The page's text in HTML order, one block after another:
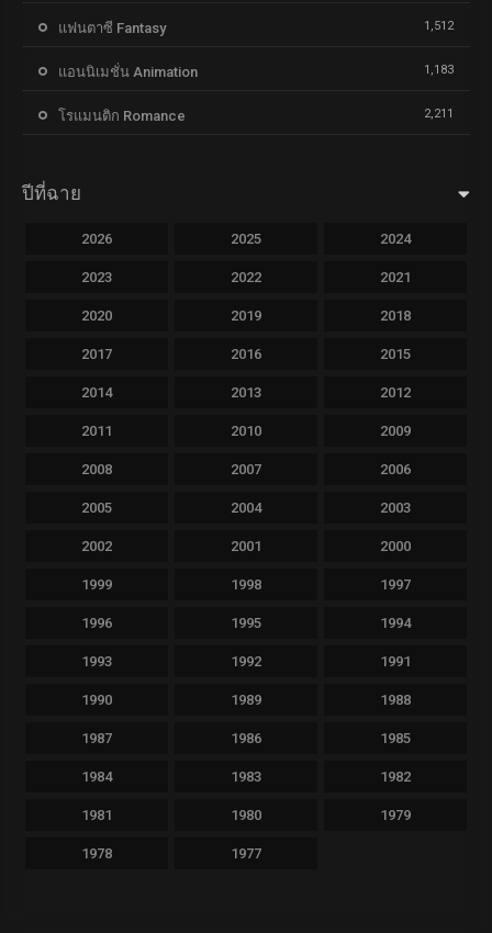
แฟนตาซี Fantasy 1,512
แอนนิเมชั่น Animation 1,183
โรแมนติก Romance 2,211
ปีที่ฉาย
2026 2025 2024
2023 2022 2021
2020 2019 2018
2017 2016 2015
2014 2013 2012
2011 2010 2009
2008 2007 2006
2005 2004 2003
2002 2001 2000
1999 1998 1997
1996 1995 1994
1993 1992 1991
1990 1989 1988
1987 1986 1985
1984 1983 1982
1981 1980 1979
1978 1977